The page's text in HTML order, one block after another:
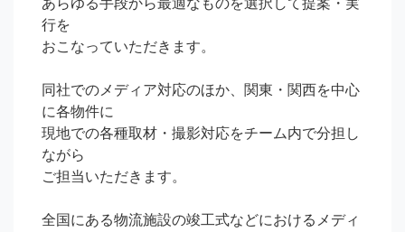
あらゆる手段から最適なものを選択して提案・実
行を
おこなっていただきます。
同社でのメディア対応のほか、関東・関西を中心
に各物件に
現地での各種取材・撮影対応をチーム内で分担し
ながら
ご担当いただきます。
全国にある物流施設の竣工式などにおけるメディ